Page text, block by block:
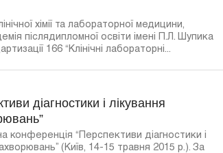
хімії та лабораторної медицини,
післядипломної освіти імені П.Л. Шупика
166 “Клінічні лабораторні...
діагностики і лікування
конференція “Перспективи діагностики і
(Київ, 14-15 травня 2015 р.). За